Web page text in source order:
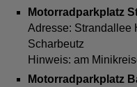
Motorradparkplatz
Adresse: Strandallee
Scharbeutz
Hinweis: am
Motorradparkplatz